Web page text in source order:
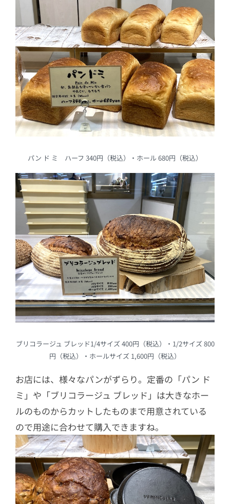
パン ド ミ ハーフ 340円（税込）・ホール 680円（税込）
ブリコラージュ ブレッド1/4サイズ 400円（税込）・1/2サイズ 800
円（税込）・ホールサイズ 1,600円（税込）
お店には、様々なパンがずらり。定番の「パン ド
ミ」や「ブリコラージュ ブレッド」は大きなホー
ルのものからカットしたものまで用意されている
ので用途に合わせて購入できますね。